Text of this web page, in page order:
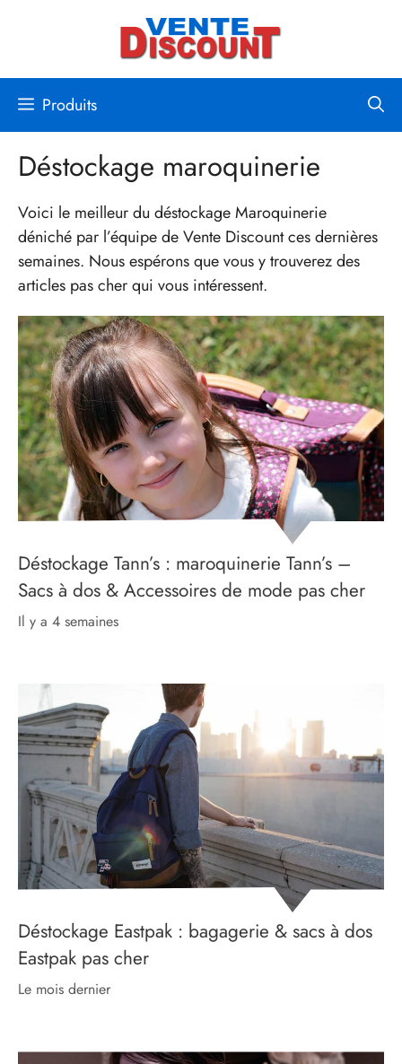
Produits
Déstockage maroquinerie
Voici le meilleur du déstockage Maroquinerie
déniché par l’équipe de Vente Discount ces dernières
semaines. Nous espérons que vous y trouverez des
articles pas cher qui vous intéressent.
Déstockage Tann’s : maroquinerie Tann’s –
Sacs à dos & Accessoires de mode pas cher
il y a 4 semaines
Déstockage Eastpak : bagagerie & sacs à dos
Eastpak pas cher
le mois dernier